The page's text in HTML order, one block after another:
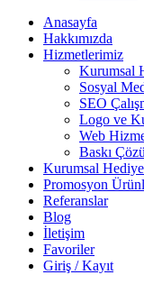
Anasayfa
Hakkımızda
Hizmetlerimiz
Kurumsal
Sosyal
SEO
Logo ve
Web
Baskı
Kurumsal
Promosyon
Referanslar
Blog
İletişim
Favoriler
Giriş / Kayıt